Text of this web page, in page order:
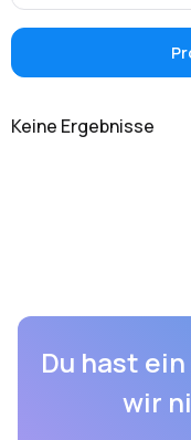
Keine Ergebnisse
Du hast
wir